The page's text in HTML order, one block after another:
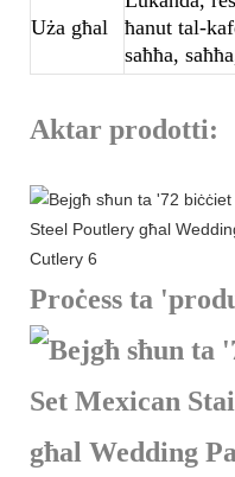
Uża għal
ħanut tal-
saħħa,
Aktar prodotti:
Proċess ta